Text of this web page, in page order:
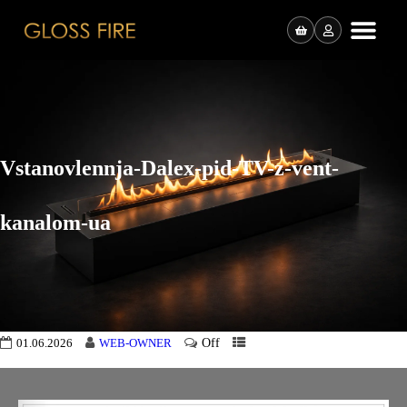
Vstanovlennja-Dalex-pid-TV-z-vent-
kanalom-ua
01.06.2026 WEB-OWNER Off